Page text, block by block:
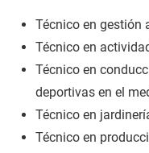
Técnico en gestión
Técnico en
Técnico en
deportivas en el
Técnico en
Técnico en